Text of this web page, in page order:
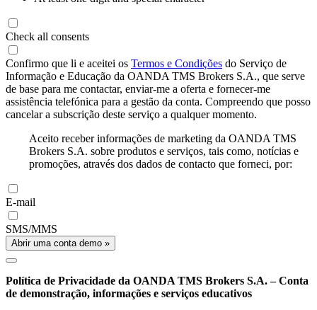
Check all consents
Confirmo que li e aceitei os Termos e Condições do Serviço de
Informação e Educação da OANDA TMS Brokers S.A., que serve
de base para me contactar, enviar-me a oferta e fornecer-me
assistência telefónica para a gestão da conta. Compreendo que posso
cancelar a subscrição deste serviço a qualquer momento.
Aceito receber informações de marketing da OANDA TMS
Brokers S.A. sobre produtos e serviços, tais como, notícias e
promoções, através dos dados de contacto que forneci, por:
E-mail
SMS/MMS
Abrir uma conta demo »
Política de Privacidade da OANDA TMS Brokers S.A. – Conta
de demonstração, informações e serviços educativos